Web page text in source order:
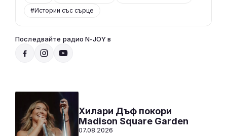
#Истории със сърце
Последвайте радио N-JOY в
СЛУШАЙ
00:00 - 12:00
Хилари Дъф покори
Madison Square Garden
07.08.2026